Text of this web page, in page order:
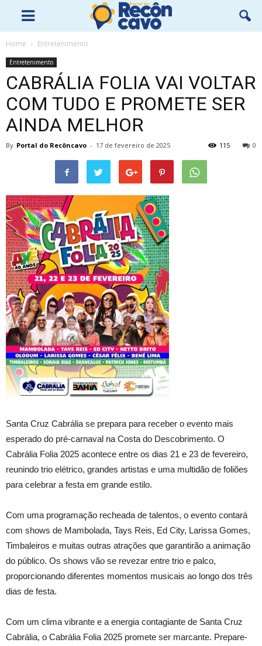
Home Entretenimento
Entretenimento
CABRÁLIA FOLIA VAI VOLTAR
COM TUDO E PROMETE SER
AINDA MELHOR
By Portal do Recôncavo - 17 de fevereiro de 2025 0
115
Santa Cruz Cabrália se prepara para receber o evento mais
esperado do pré-carnaval na Costa do Descobrimento. O
Cabrália Folia 2025 acontece entre os dias 21 e 23 de fevereiro,
reunindo trio elétrico, grandes artistas e uma multidão de foliões
para celebrar a festa em grande estilo.
Com uma programação recheada de talentos, o evento contará
com shows de Mambolada, Tays Reis, Ed City, Larissa Gomes,
Timbaleiros e muitas outras atrações que garantirão a animação
do público. Os shows vão se revezar entre trio e palco,
proporcionando diferentes momentos musicais ao longo dos três
dias de festa.
Com um clima vibrante e a energia contagiante de Santa Cruz
Cabrália, o Cabrália Folia 2025 promete ser marcante. Prepare-